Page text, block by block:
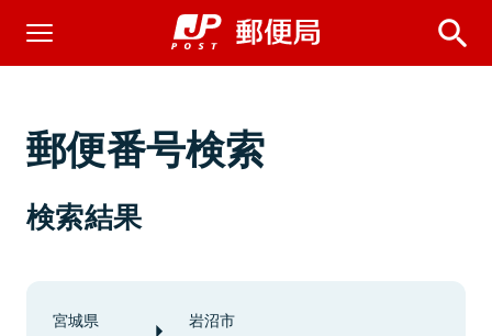
郵便番号検索
検索結果
宮城県 岩沼市